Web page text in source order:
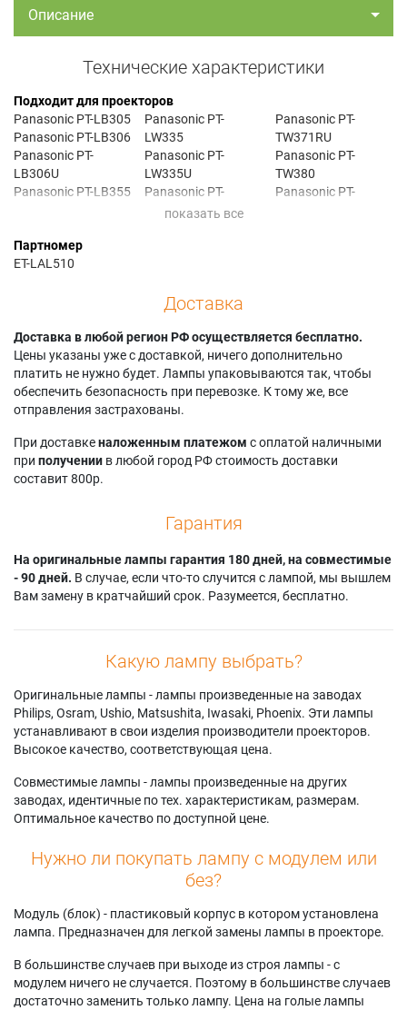
Описание
Технические характеристики
Подходит для проекторов
Panasonic PT-LB305
Panasonic PT-LB306
Panasonic PT-
LB306U
Panasonic PT-LB355
Panasonic PT-LB356
Panasonic PT-
LB385U
Panasonic PT-LB386
Panasonic PT-
LB386U
Panasonic PT-LB425
LB425U
Panasonic PT-LB426
Panasonic PT-
Panasonic PT-
LW335
Panasonic PT-
LW335U
Panasonic PT-
LW336
Panasonic PT-
Panasonic PT-
LW376
Panasonic PT-
LW376U
Panasonic PT-
Panasonic PT-
TW370U
Panasonic PT-
TW371RU
Panasonic PT-
TW380
Panasonic PT-
Panasonic PT-
TX350U
Panasonic PT-TX430
Panasonic PT-
Panasonic PT-
TX440U
Партномер
ET-LAL510
Доставка
Доставка в любой регион РФ осуществляется бесплатно.
Цены указаны уже с доставкой, ничего дополнительно
платить не нужно будет. Лампы упаковываются так, чтобы
обеспечить безопасность при перевозке. К тому же, все
отправления застрахованы.
При доставкеналоженным платежом с оплатой наличными
при получении в любой город РФ стоимость доставки
составит 800р.
Гарантия
На оригинальные лампы гарантия 180 дней, на совместимые
- 90 дней. В случае, если что-то случится с лампой, мы вышлем
Вам замену в кратчайший срок. Разумеется, бесплатно.
Какую лампу выбрать?
Оригинальные лампы - лампы произведенные на заводах
Philips, Osram, Ushio, Matsushita, Iwasaki, Phoenix. Эти лампы
устанавливают в свои изделия производители проекторов.
Высокое качество, соответствующая цена.
Совместимые лампы - лампы произведенные на других
заводах, идентичные по тех. характеристикам, размерам.
Оптимальное качество по доступной цене.
Нужно ли покупать лампу с модулем или
без?
Модуль (блок) - пластиковый корпус в котором установлена
лампа. Предназначен для легкой замены лампы в проекторе.
В большинстве случаев при выходе из строя лампы - с
модулем ничего не случается. Поэтому в большинстве случаев
достаточно заменить только лампу. Цена на голые лампы